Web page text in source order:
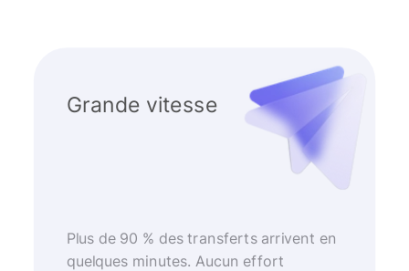
Grande vitesse
Plus de 90 % des transferts arrivent en
quelques minutes. Aucun effort